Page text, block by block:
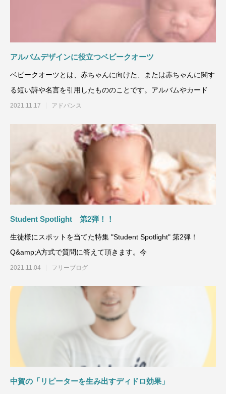
アルバムデザインに役立つベビークオーツ
ベビークオーツとは、赤ちゃんに向けた、または赤ちゃんに関す
る短い詩や名言を引用したもののことです。アルバムやカード
2021.11.17 アドバンス
Student Spotlight 第2弾！！
生徒様にスポットを当てた特集 "Student Spotlight" 第2弾！
Q&amp;A方式で質問に答えて頂きます。今
2021.11.04 フリーブログ
中賀の「リピーターを生み出すディドロ効果」